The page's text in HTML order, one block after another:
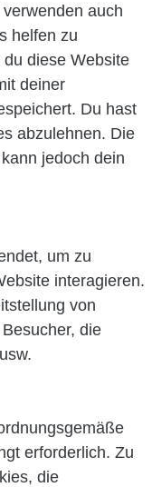
auch
helfen zu
diese Website
deiner
Du hast
abzulehnen. Die
jedoch dein
um zu
interagieren.
von
die
erforderlich. Zu
die